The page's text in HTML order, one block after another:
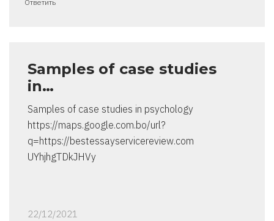
Ответить
Samples of case studies
in…
Samples of case studies in psychology
https://maps.google.com.bo/url?
q=https://bestessayservicereview.com
UYhjhgTDkJHVy
22/12/2021